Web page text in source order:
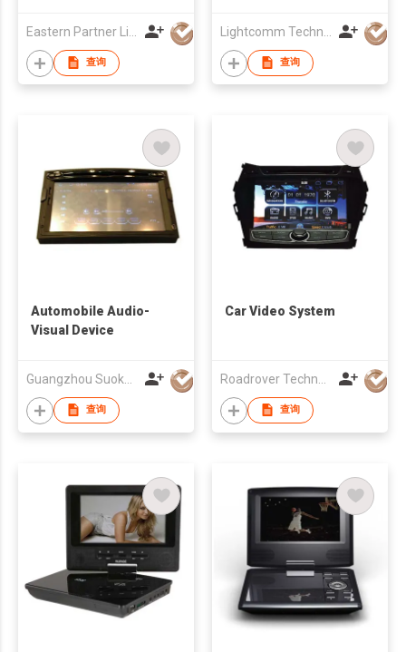
查询 查询
Automobile Audio-
Visual Device
查询
Car Video System
查询